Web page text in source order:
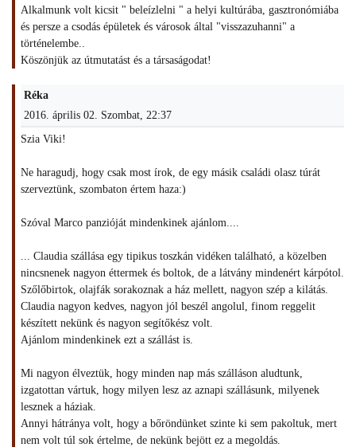
Alkalmunk volt kicsit " beleízlelni " a helyi kultúrába, gasztronómiába
és persze a csodás épületek és városok által "visszazuhanni" a
történelembe..
Köszönjük az útmutatást és a társaságodat!
Réka
2016. április 02. Szombat, 22:37
Szia Viki!
Ne haragudj, hogy csak most írok, de egy másik családi olasz túrát
szerveztünk, szombaton értem haza:)
Szóval Marco panzióját mindenkinek ajánlom....
... Claudia szállása egy tipikus toszkán vidéken található, a közelben
nincsnenek nagyon éttermek és boltok, de a látvány mindenért kárpótol.
Szőlőbirtok, olajfák sorakoznak a ház mellett, nagyon szép a kilátás.
Claudia nagyon kedves, nagyon jól beszél angolul, finom reggelit
készített nekünk és nagyon segítőkész volt.
Ajánlom mindenkinek ezt a szállást is.
Mi nagyon élveztük, hogy minden nap más szálláson aludtunk,
izgatottan vártuk, hogy milyen lesz az aznapi szállásunk, milyenek
lesznek a háziak.
Annyi hátránya volt, hogy a bőröndünket szinte ki sem pakoltuk, mert
nem volt túl sok értelme, de nekünk bejött ez a megoldás.